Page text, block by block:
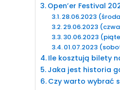
Open’er Festival
28.06.2023
29.06.2023
30.06.2023
01.07.2023
Ile kosztują bilety
Jaka jest historia
Czy warto wybrać